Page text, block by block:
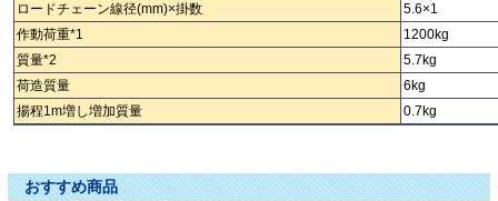
ロードチェーン線径(mm)×掛数
5.6×1
作動荷重*1
1200kg
質量*2
5.7kg
荷造質量
6kg
揚程1m増し増加質量
0.7kg
おすすめ商品